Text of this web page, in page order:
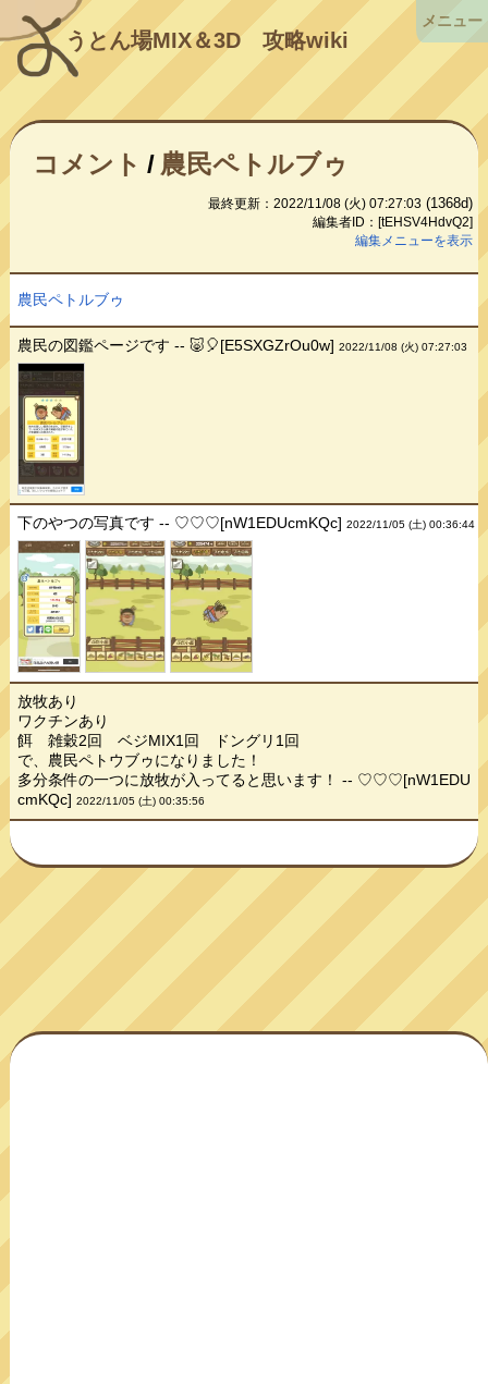
うとん場MIX＆3D攻略wiki
コメント / 農民ペトルブゥ
最終更新：2022/11/08 (火) 07:27:03 (1368d)
編集者ID：[tEHSV4HdvQ2]
編集メニューを表示
農民ペトルブゥ
農民の図鑑ページです -- 🐷🎈[E5SXGZrOu0w]2022/11/08 (火) 07:27:03
下のやつの写真です -- ♡♡♡[nW1EDUcmKQc]2022/11/05 (土) 00:36:44
放牧あり
ワクチンあり
餌 雑穀2回 ベジMIX1回 ドングリ1回
で、農民ペトウブゥになりました！
多分条件の一つに放牧が入ってると思います！ -- ♡♡♡[nW1EDU
cmKQc]2022/11/05 (土) 00:35:56
メニュー